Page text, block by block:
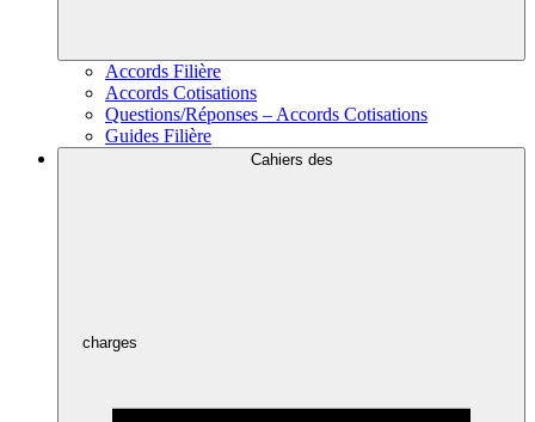
Accords Filière
Accords Cotisations
Questions/Réponses – Accords Cotisations
Guides Filière
Cahiers des
charges